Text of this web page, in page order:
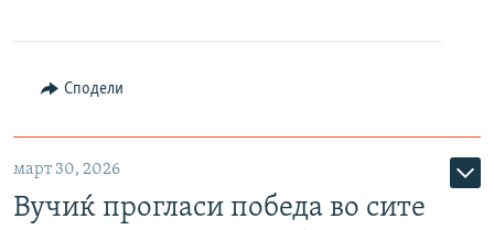
Сподели
март 30, 2026
Вучиќ прогласи победа во сите